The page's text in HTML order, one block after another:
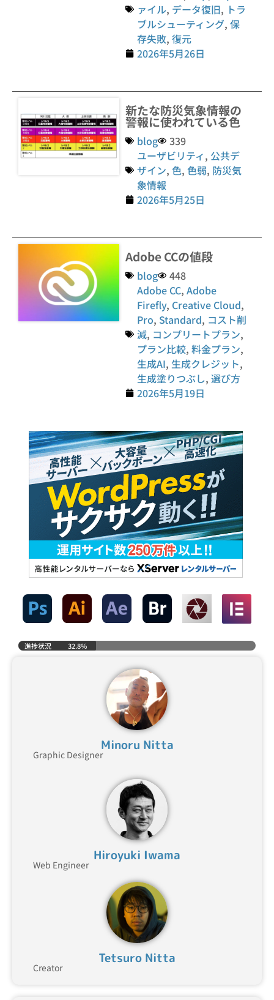
ァイル, データ復旧, トラ
ブルシューティング,保
存失敗,復元
2026年5月26日
新たな防災気象情報の
警報に使われている色
blog
339
ユーザビリティ, 公共デ
ザイン,色,色弱, 防災気
象情報
2026年5月25日
Adobe CCの値段
blog
448
Adobe CC,Adobe
Firefly, Creative Cloud,
Pro, Standard, コスト削
減, コンプリートプラン,
プラン比較,料金プラン,
生成AI, 生成クレジット,
生成塗りつぶし,選び方
2026年5月19日
進捗状況 32.8%
Minoru Nitta
Graphic Designer
Hiroyuki Iwama
Web Engineer
Tetsuro Nitta
Creator